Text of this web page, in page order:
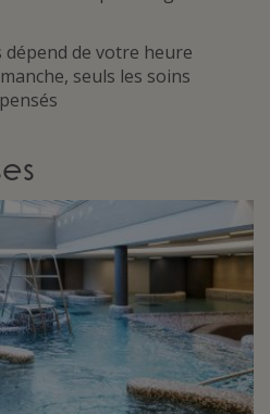
de votre heure
seuls les soins